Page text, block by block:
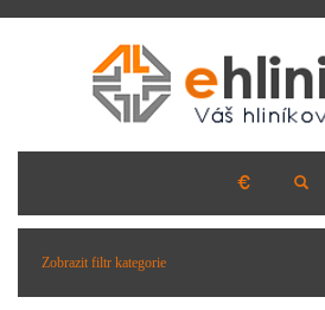
Zobrazit filtr kategorie